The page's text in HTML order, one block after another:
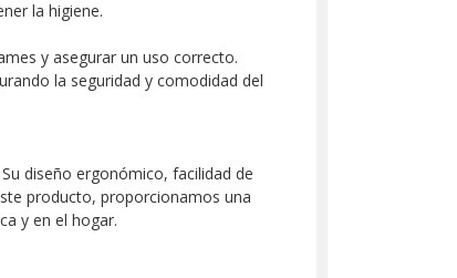
la higiene.
y asegurar un uso correcto.
la seguridad y comodidad del
diseño ergonómico, facilidad de
producto, proporcionamos una
y en el hogar.